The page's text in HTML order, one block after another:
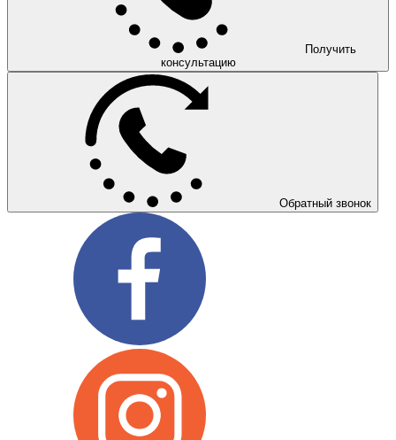
Получить
консультацию
Обратный звонок